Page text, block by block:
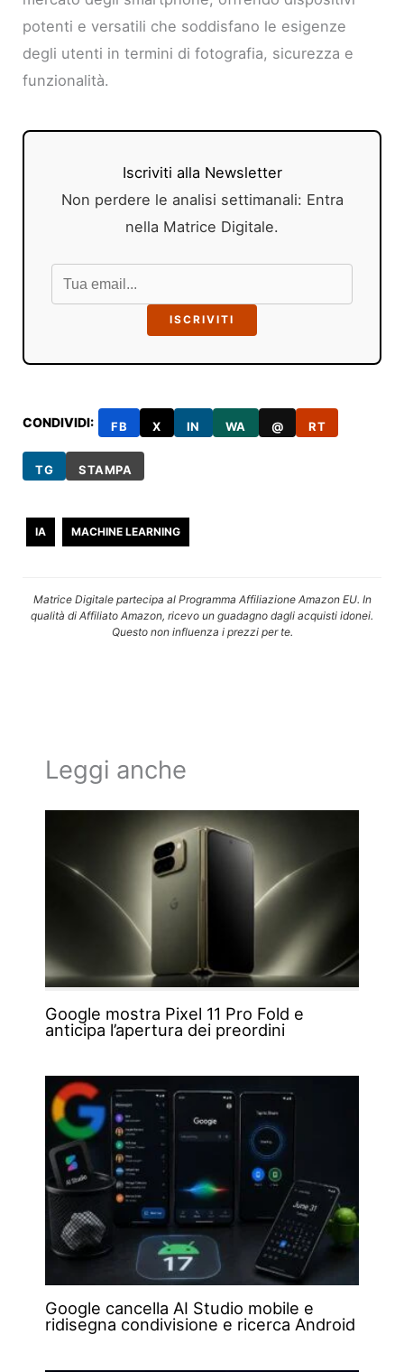
potenti e versatili che soddisfano le esigenze
degli utenti in termini di fotografia, sicurezza e
funzionalità.
Iscriviti alla Newsletter
Non perdere le analisi settimanali: Entra
nella Matrice Digitale.
ISCRIVITI
CONDIVIDI: FB X IN WA @ RT
TG STAMPA
IA MACHINE LEARNING
Matrice Digitale partecipa al Programma Affiliazione Amazon EU. In
qualità di Affiliato Amazon, ricevo un guadagno dagli acquisti idonei.
Questo non influenza i prezzi per te.
Leggi anche
Google mostra Pixel 11 Pro Fold e
anticipa l’apertura dei preordini
Google cancella AI Studio mobile e
ridisegna condivisione e ricerca Android